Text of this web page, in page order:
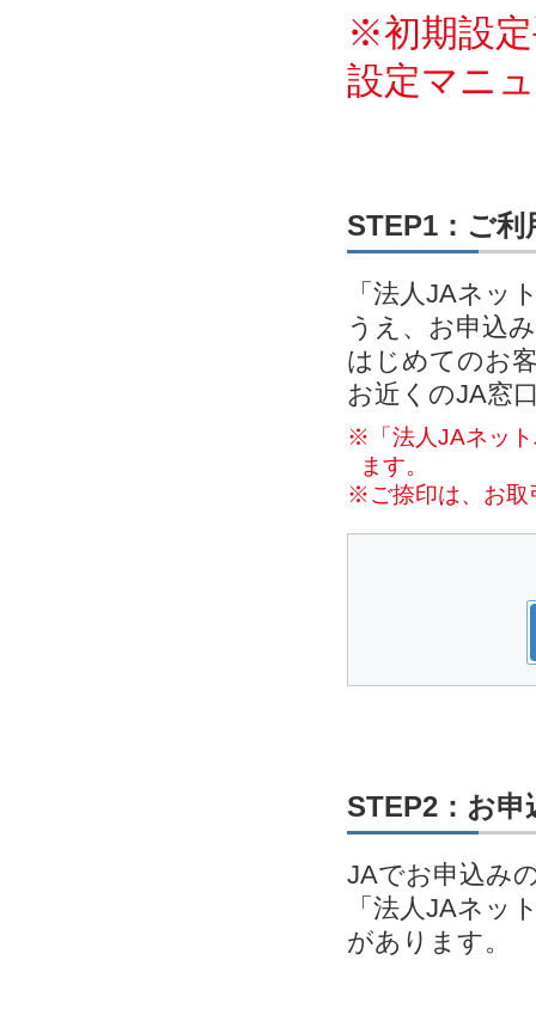
※初期設
設定マニ
STEP1：ご利
「法人JAネッ
うえ、お申込
はじめてのお
お近くのJA窓
※「法人JAネット
ます。
※ご捺印は、お取
STEP2：お申
JAでお申込み
「法人JAネッ
があります。